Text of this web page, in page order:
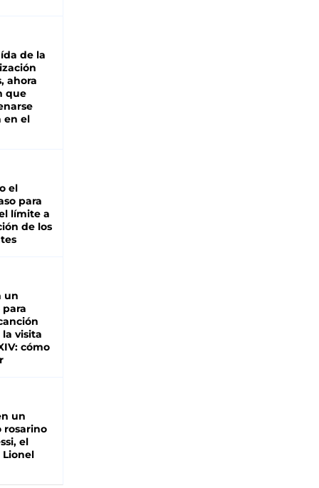
de la
ahora
que
en el
el
para
límite a
de los
un
para
visita
cómo
un
rosarino
el
Lionel